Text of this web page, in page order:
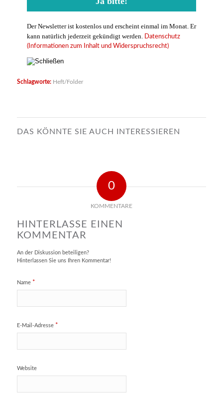
Der Newsletter ist kostenlos und erscheint einmal im Monat. Er
kann natürlich jederzeit gekündigt werden.
Datenschutz
(Informationen zum Inhalt und Widerspruchsrecht)
Schlagworte: Heft/Folder
DAS KÖNNTE SIE AUCH INTERESSIEREN
0
KOMMENTARE
HINTERLASSE EINEN
KOMMENTAR
An der Diskussion beteiligen?
Hinterlassen Sie uns Ihren Kommentar!
Name *
E-Mail-Adresse *
Website